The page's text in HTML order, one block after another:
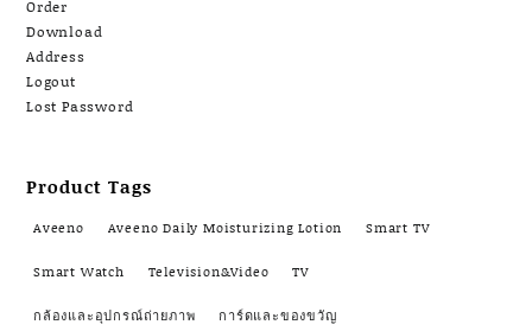
Order
Download
Address
Logout
Lost Password
Product Tags
Aveeno Aveeno Daily Moisturizing Lotion Smart TV
Smart Watch Television&Video TV
กล้องและอุปกรณ์ถ่ายภาพ การ์ดและของขวัญ